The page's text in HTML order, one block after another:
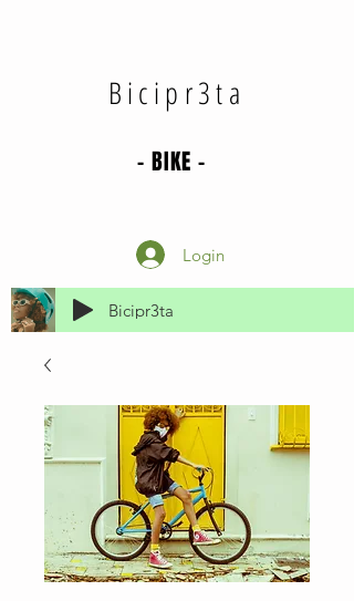
Bicipr3ta
- BIKE -
Login
Bicipr3ta